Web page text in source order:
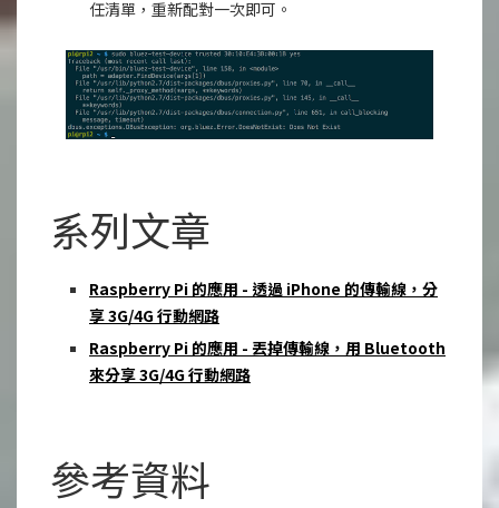
任清單，重新配對一次即可。
系列文章
Raspberry Pi 的應用 - 透過 iPhone 的傳輸線，分
享 3G/4G 行動網路
Raspberry Pi 的應用 - 丟掉傳輸線，用 Bluetooth
來分享 3G/4G 行動網路
參考資料